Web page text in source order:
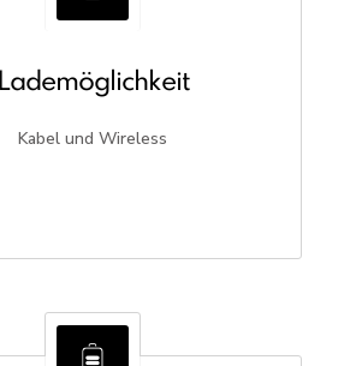
Lademöglichkeit
Kabel und Wireless